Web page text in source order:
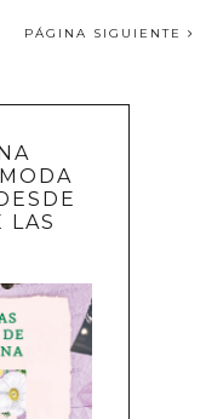
PÁGINA SIGUIENTE
LAS